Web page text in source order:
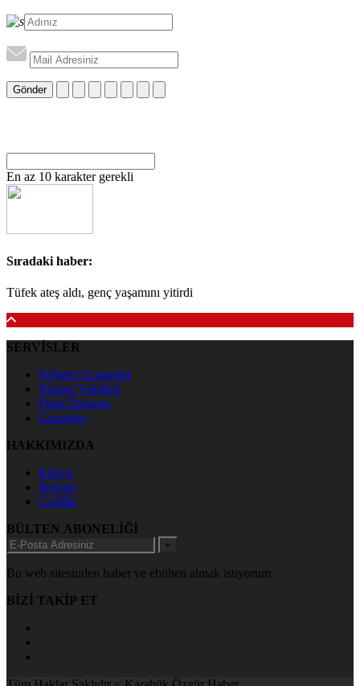
Gönder
En az 10 karakter gerekli
Sıradaki haber:
Tüfek ateş aldı, genç yaşamını yitirdi
SERVİSLER
Nöbetçi Eczaneler
Namaz Vakitleri
Puan Durumu
Gazeteler
HAKKIMIZDA
Künye
İletişim
Gizlilik
BÜLTEN ABONELİĞİ
+
Bu web sitesinden haber ve ebülten almak istiyorum
BİZİ TAKİP ET